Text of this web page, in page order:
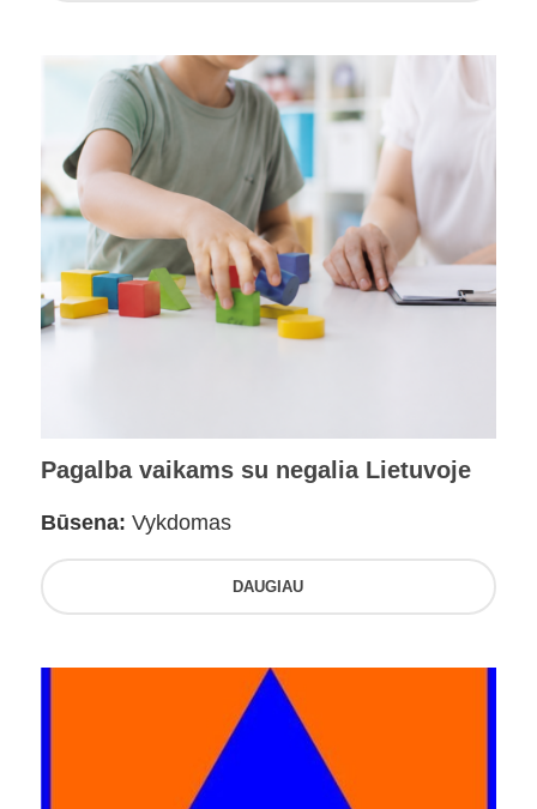
Pagalba vaikams su negalia Lietuvoje
Būsena: Vykdomas
DAUGIAU